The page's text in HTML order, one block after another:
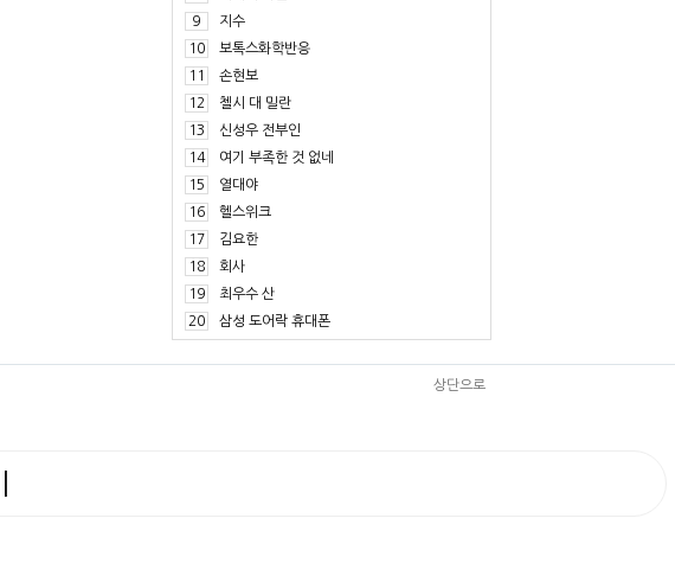
9
지수
10
보톡스화학반응
11
손현보
12
첼시 대 밀란
13
신성우 전부인
14
여기 부족한 것 없네
15
열대야
16
헬스위크
17
김요한
18
회사
19
최우수 산
20
삼성 도어락 휴대폰
상단으로